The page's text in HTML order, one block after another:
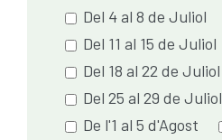
Del 4 al 8 de Juliol
Del 11 al 15 de Juliol
Del 18 al 22 de Juliol
Del 25 al 29 de Juliol
De l'1 al 5 d'Agost